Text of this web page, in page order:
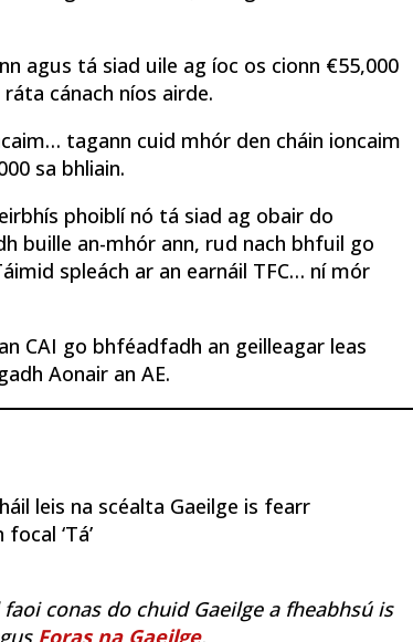
agus tá siad uile ag íoc os cionn €55,000
cánach níos airde.
tagann cuid mhór den cháin ioncaim
sa bhliain.
phoiblí nó tá siad ag obair do
buille an-mhór ann, rud nach bhfuil go
spleách ar an earnáil TFC… ní mór
CAI go bhféadfadh an geilleagar leas
Aonair an AE.
leis na scéalta Gaeilge is fearr
‘Tá’
conas do chuid Gaeilge a fheabhsú is
Foras na Gaeilge.